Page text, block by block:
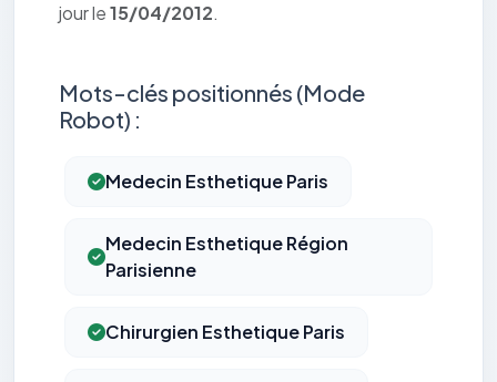
jour le15/04/2012.
Mots-clés positionnés (Mode
Robot) :
Medecin Esthetique Paris
Medecin Esthetique Région
Parisienne
Chirurgien Esthetique Paris